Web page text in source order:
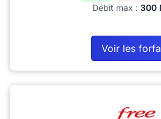
Débit max : 300
Voir les